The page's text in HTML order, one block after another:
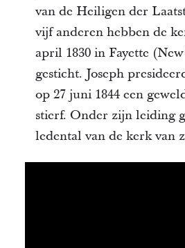
van de Heiligen der
vijf anderen hebben de
april 1830 in Fayette
gesticht. Joseph
op 27 juni 1844 een
stierf. Onder zijn leiding
ledental van de kerk van